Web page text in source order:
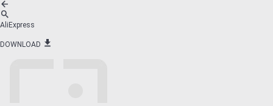
AliExpress
DOWNLOAD